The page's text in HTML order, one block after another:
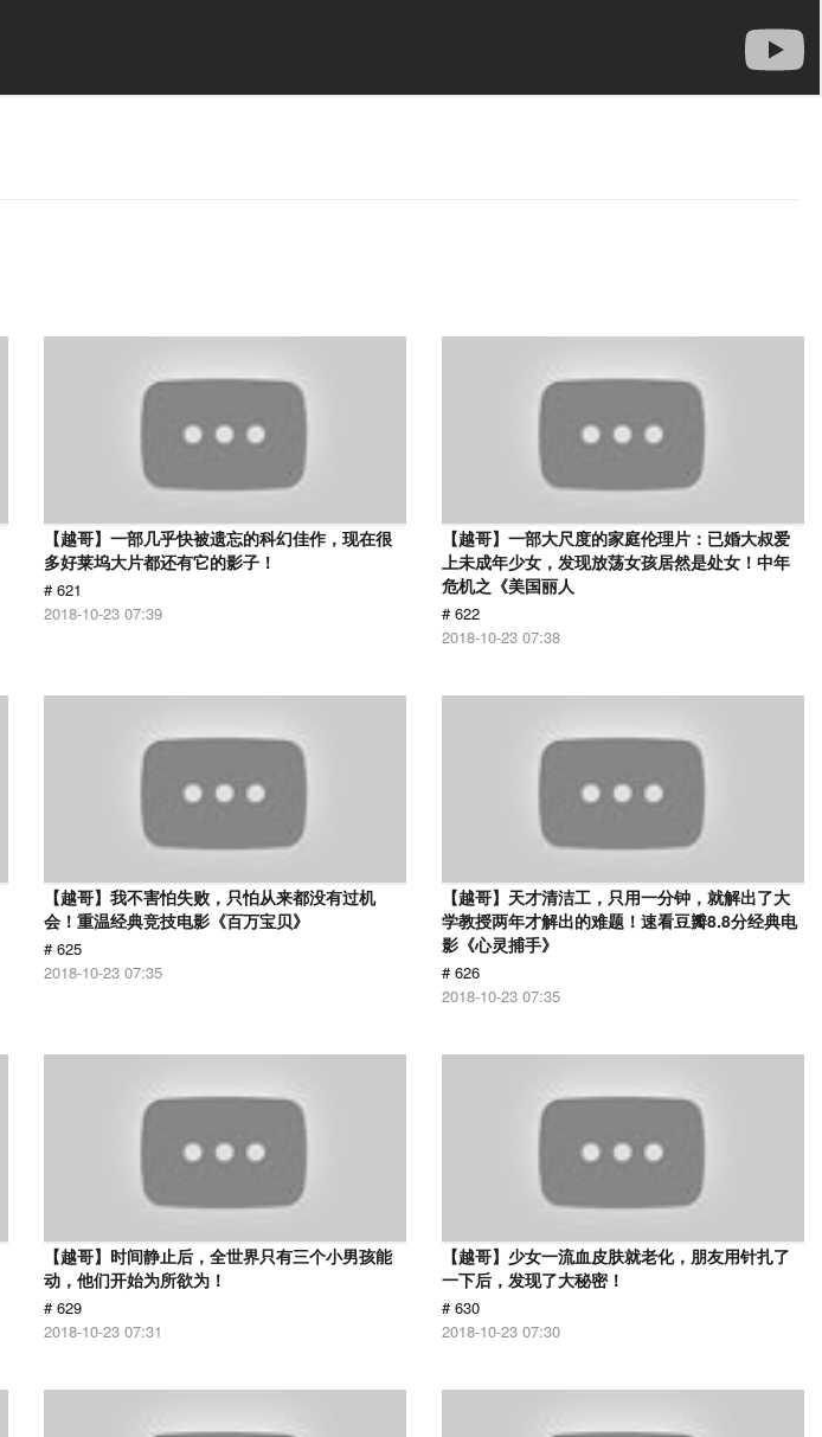
【越哥】一部几乎快被遗忘的科幻佳作，现在很
多好莱坞大片都还有它的影子！
# 621
2018-10-23 07:39
【越哥】一部大尺度的家庭伦理片：已婚大叔爱
上未成年少女，发现放荡女孩居然是处女！中年
危机之《美国丽人
# 622
2018-10-23 07:38
【越哥】我不害怕失败，只怕从来都没有过机
会！重温经典竞技电影《百万宝贝》
# 625
2018-10-23 07:35
【越哥】天才清洁工，只用一分钟，就解出了大
学教授两年才解出的难题！速看豆瓣8.8分经典电
影《心灵捕手》
# 626
2018-10-23 07:35
【越哥】时间静止后，全世界只有三个小男孩能
动，他们开始为所欲为！
# 629
2018-10-23 07:31
【越哥】少女一流血皮肤就老化，朋友用针扎了
一下后，发现了大秘密！
# 630
2018-10-23 07:30